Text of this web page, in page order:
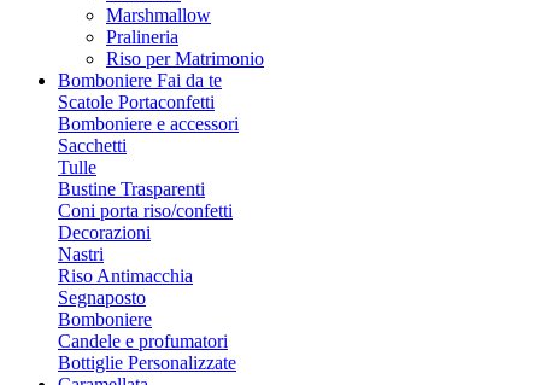
Marshmallow
Pralineria
Riso per Matrimonio
Bomboniere Fai da te
Scatole Portaconfetti
Bomboniere e accessori
Sacchetti
Tulle
Bustine Trasparenti
Coni porta riso/confetti
Decorazioni
Nastri
Riso Antimacchia
Segnaposto
Bomboniere
Candele e profumatori
Bottiglie Personalizzate